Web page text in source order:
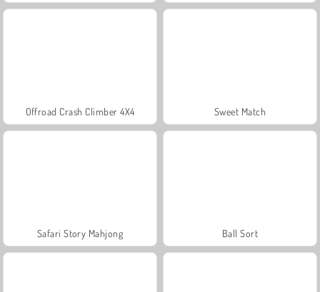
Offroad Crash Climber 4X4 Sweet Match
Safari Story Mahjong Ball Sort